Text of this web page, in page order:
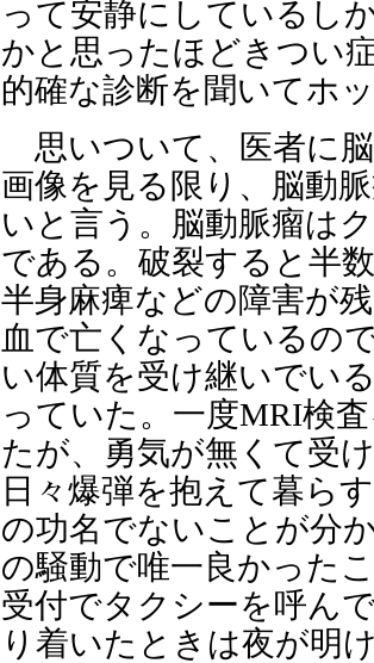
って安静にしているし
かと思ったほどきつい
的確な診断を聞いてホ
思いついて、医者に
画像を見る限り、脳動
いと言う。脳動脈瘤は
である。破裂すると半
半身麻痺などの障害が
血で亡くなっているの
い体質を受け継いでい
っていた。一度MRI検
たが、勇気が無くて受
日々爆弾を抱えて暮ら
の功名でないことが分
の騒動で唯一良かった
受付でタクシーを呼ん
り着いたときは夜が明